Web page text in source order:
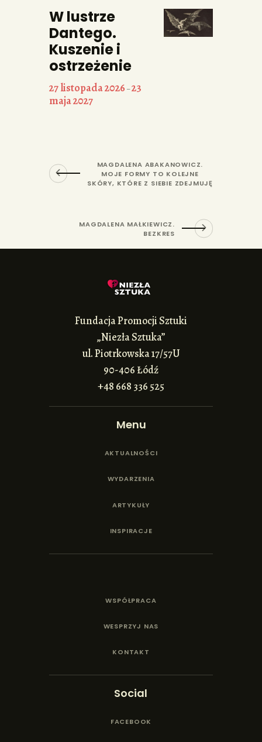
W lustrze
Dantego.
Kuszenie i
ostrzeżenie
27 listopada 2026 –23
maja 2027
MAGDALENA ABAKANOWICZ.
MOJE FORMY TO KOLEJNE
SKÓRY, KTÓRE Z SIEBIE ZDEJMUJĘ
MAGDALENA MAŁKIEWICZ.
BEZKRES
Fundacja Promocji Sztuki
„Niezła Sztuka”
ul. Piotrkowska 17/57U
90-406 Łódź
+48 668 336 525
Menu
AKTUALNOŚCI
WYDARZENIA
ARTYKUŁY
INSPIRACJE
WSPÓŁPRACA
WESPRZYJ NAS
KONTAKT
Social
FACEBOOK